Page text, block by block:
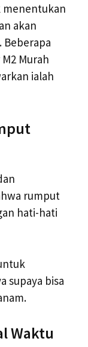
menentukan
akan
Beberapa
Murah
ialah
rumput
hati-hati
supaya bisa
Waktu